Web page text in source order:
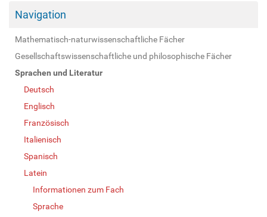
Navigation
Mathematisch-naturwissenschaftliche Fächer
Gesellschaftswissenschaftliche und philosophische Fächer
Sprachen und Literatur
Deutsch
Englisch
Französisch
Italienisch
Spanisch
Latein
Informationen zum Fach
Sprache